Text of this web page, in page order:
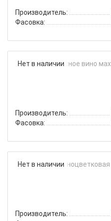
Производитель:
Фасовка:
Нет в наличии
Производитель:
Фасовка:
Нет в наличии
Производитель: